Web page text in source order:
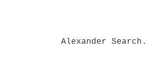
Alexander Search.